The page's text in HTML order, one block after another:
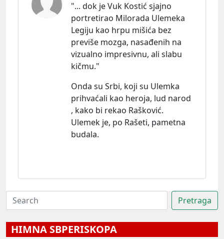
"... dok je Vuk Kostić sjajno
portretirao Milorada Ulemeka
Legiju kao hrpu mišića bez
previše mozga, nasađenih na
vizualno impresivnu, ali slabu
kičmu."
Onda su Srbi, koji su Ulemka
prihvaćali kao heroja, lud narod
, kako bi rekao Rašković.
Ulemek je, po Rašeti, pametna
budala.
HIMNA SBPERISKOPA